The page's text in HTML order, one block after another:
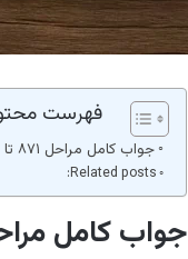
فهرست
جواب کامل مراحل ۸۷۱ تا ۸۸۰ بازی فندق
Related posts:
جواب کامل مراحل ۸۷۱ تا ۸۸۰